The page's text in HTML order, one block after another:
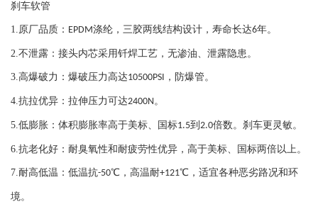
刹车软管
1.原厂品质： EPDM涤纶，三胶两线结构设计，寿命长达6年。
2.不泄露：接头内芯采用钎焊工艺， 无渗油、泄露隐患。
3.高爆破力：爆破压力高达10500PSI ，防爆管。
4.抗拉优异：拉伸压力可达2400N。
5.低膨胀：体积膨胀率高于美标、国标1.5到 2.0倍数。刹车更灵敏。
6.抗老化好：耐臭氧性和耐疲劳性优异，高于美标、国标两倍以上。
7.耐高低温：低温抗-50℃，高温耐+121℃，适宜各种恶劣路况和环
境。